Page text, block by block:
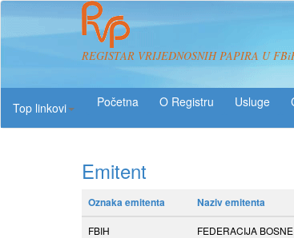
REGISTAR VRIJEDNOSNIH PAPIRA U
Top linkovi
O Registru Usluge
Emitent
Oznaka emitenta Naziv emitenta
FBIH FEDERACIJA